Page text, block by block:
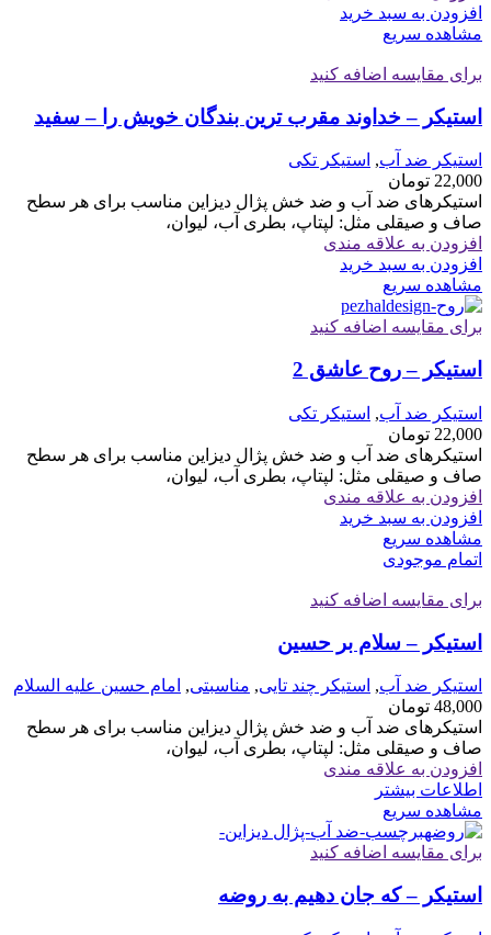
افزودن به سبد خرید
مشاهده سریع
برای مقایسه اضافه کنید
استیکر – خداوند مقرب ترین بندگان خویش را – سفید
استیکر ضد آب, استیکر تکی
22,000 تومان
استیکرهای ضد آب و ضد خش پژال دیزاین مناسب برای هر سطح
صاف و صیقلی مثل: لپتاپ، بطری آب، لیوان،
افزودن به علاقه مندی
افزودن به سبد خرید
مشاهده سریع
برای مقایسه اضافه کنید
استیکر – روح عاشق 2
استیکر ضد آب, استیکر تکی
22,000 تومان
استیکرهای ضد آب و ضد خش پژال دیزاین مناسب برای هر سطح
صاف و صیقلی مثل: لپتاپ، بطری آب، لیوان،
افزودن به علاقه مندی
افزودن به سبد خرید
مشاهده سریع
اتمام موجودی
برای مقایسه اضافه کنید
استیکر – سلام بر حسین
استیکر ضد آب, استیکر چند تایی, مناسبتی, امام حسین علیه السلام
48,000 تومان
استیکرهای ضد آب و ضد خش پژال دیزاین مناسب برای هر سطح
صاف و صیقلی مثل: لپتاپ، بطری آب، لیوان،
افزودن به علاقه مندی
اطلاعات بیشتر
مشاهده سریع
برای مقایسه اضافه کنید
استیکر – که جان دهیم به روضه